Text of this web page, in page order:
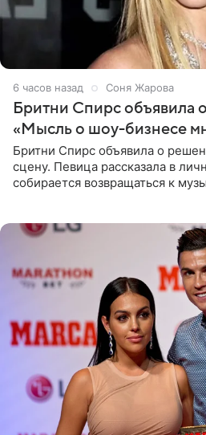
6 часов назад Соня Жарова
Бритни Спирс объявила
«Мысль о шоу-бизнесе
Бритни Спирс объявила о
сцену. Певица рассказала в
собирается возвращаться к